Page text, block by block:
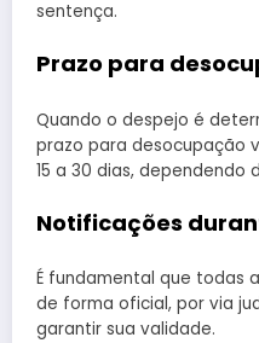
sentença.
Prazo para
Quando o despejo é
prazo para desocupação
15 a 30 dias, dependendo
Notificações
É fundamental que todas
de forma oficial, por via
garantir sua validade.